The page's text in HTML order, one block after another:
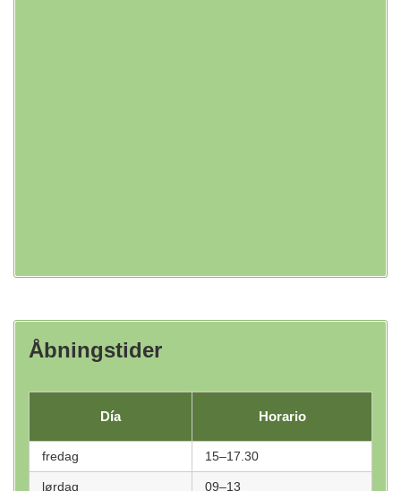
Åbningstider
Día Horario
fredag 15–17.30
lørdag 09–13